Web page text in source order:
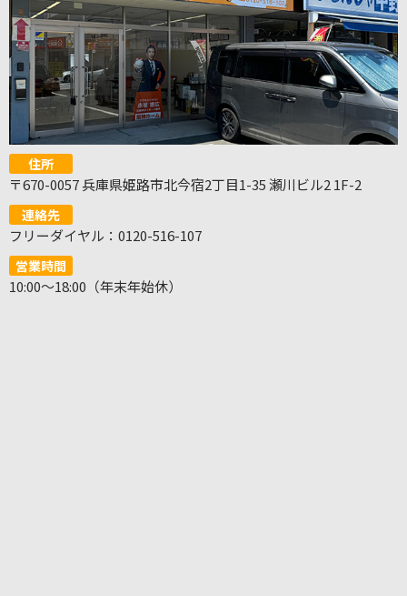
住所
〒670-0057 兵庫県姫路市北今宿2丁目1-35 瀬川ビル2 1F-2
連絡先
フリーダイヤル：0120-516-107
営業時間
10:00～18:00（年末年始休）